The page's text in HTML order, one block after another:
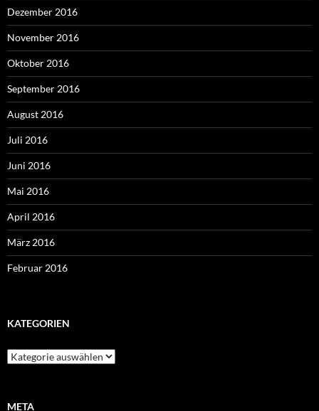
Dezember 2016
November 2016
Oktober 2016
September 2016
August 2016
Juli 2016
Juni 2016
Mai 2016
April 2016
März 2016
Februar 2016
KATEGORIEN
Kategorien
META